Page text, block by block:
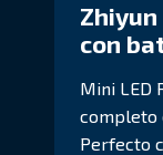
Zhiyun
con
Mini LED
completo
Perfecto